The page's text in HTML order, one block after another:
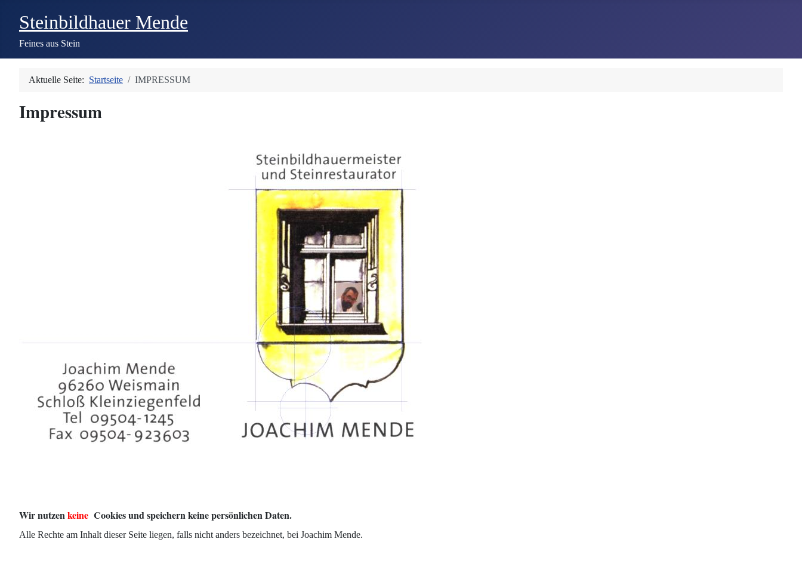
Steinbildhauer Mende
Feines aus Stein
Aktuelle Seite: Startseite IMPRESSUM
Impressum
Wir nutzenkeine Cookies und speichern keine persönlichen Daten.
Alle Rechte am Inhalt dieser Seite liegen, falls nicht anders bezeichnet, bei Joachim Mende.